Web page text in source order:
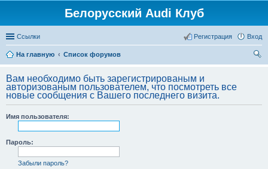
Белорусский Audi Клуб
Ссылки Вход
Регистрация
На главную
Список форумов
Вам необходимо быть зарегистрированым и
авторизованым пользователем, что посмотреть все
новые сообщения с Вашего последнего визита.
Имя пользователя:
Пароль:
Забыли пароль?